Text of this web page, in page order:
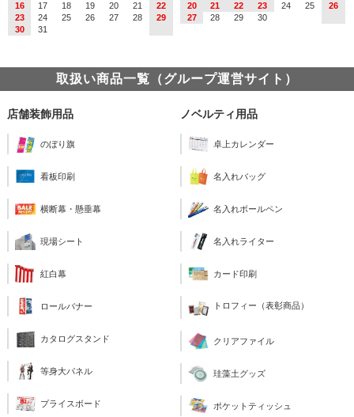
16
17 18 19 20 21
22
23
24 25 26 27 28
29
30
31
20
21 22 23 24 25
26
27
28 29 30
取扱い商品一覧（グループ運営サイト）
店舗装飾用品
のぼり旗
看板印刷
横断幕・懸垂幕
現場シート
紅白幕
ロールバナー
カタログスタンド
等身大パネル
プライスボード
ノベルティ用品
卓上カレンダー
名入れバッグ
名入れボールペン
名入れライター
カード印刷
トロフィー（表彰商品）
クリアファイル
珪藻土グッズ
ポケットティッシュ